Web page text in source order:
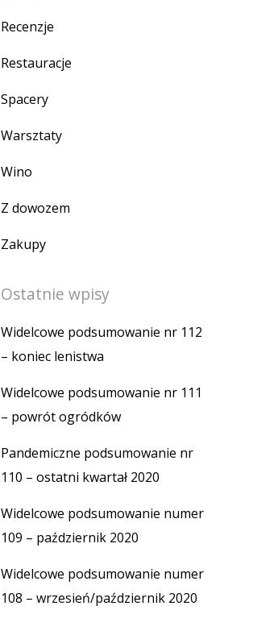
Recenzje
Restauracje
Spacery
Warsztaty
Wino
Z dowozem
Zakupy
Ostatnie wpisy
Widelcowe podsumowanie nr 112
– koniec lenistwa
Widelcowe podsumowanie nr 111
– powrót ogródków
Pandemiczne podsumowanie nr
110 – ostatni kwartał 2020
Widelcowe podsumowanie numer
109 – październik 2020
Widelcowe podsumowanie numer
108 – wrzesień/październik 2020